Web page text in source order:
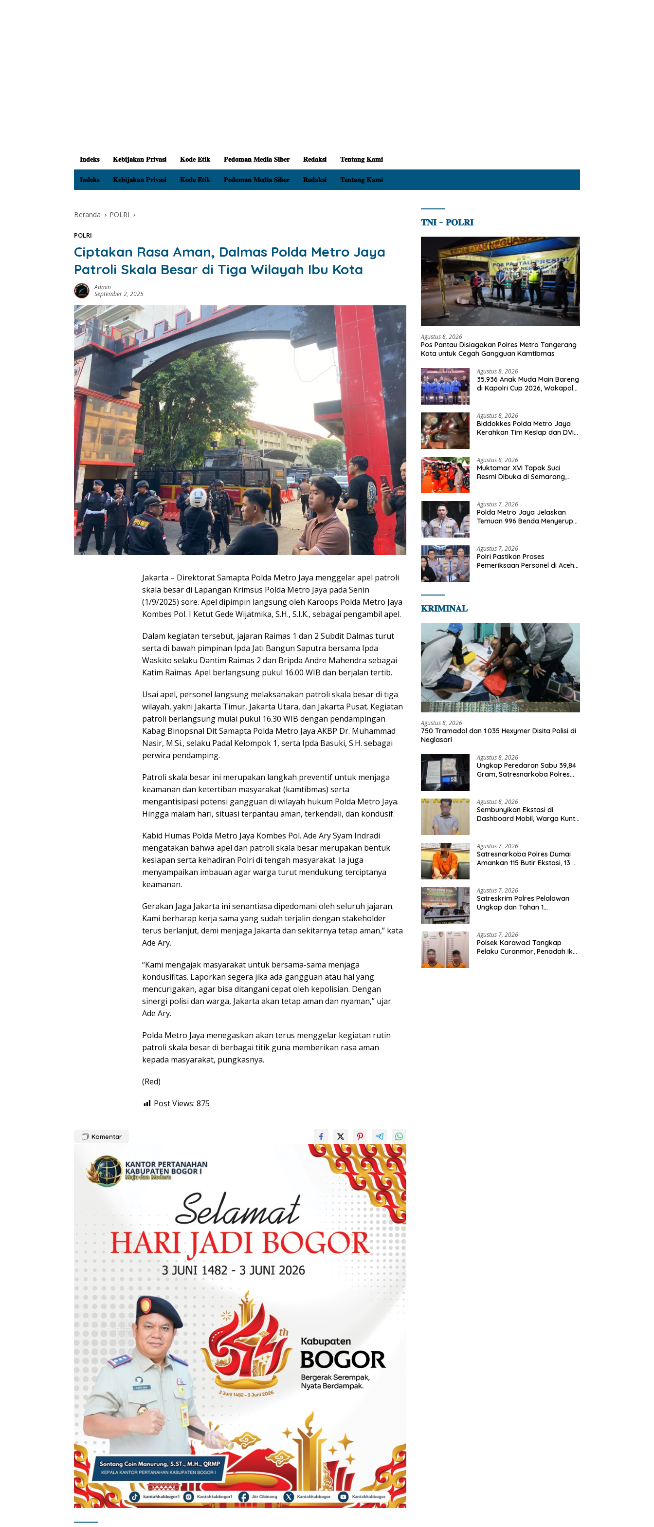
𝐈𝐧𝐝𝐞𝐤𝐬 𝐊𝐞𝐛𝐢𝐣𝐚𝐤𝐚𝐧 𝐏𝐫𝐢𝐯𝐚𝐬𝐢 𝐊𝐨𝐝𝐞 𝐄𝐭𝐢𝐤 𝐏𝐞𝐝𝐨𝐦𝐚𝐧 𝐌𝐞𝐝𝐢𝐚 𝐒𝐢𝐛𝐞𝐫 𝐑𝐞𝐝𝐚𝐤𝐬𝐢 𝐓𝐞𝐧𝐭𝐚𝐧𝐠 𝐊𝐚𝐦𝐢
𝐈𝐧𝐝𝐞𝐤𝐬 𝐊𝐞𝐛𝐢𝐣𝐚𝐤𝐚𝐧 𝐏𝐫𝐢𝐯𝐚𝐬𝐢 𝐊𝐨𝐝𝐞 𝐄𝐭𝐢𝐤 𝐏𝐞𝐝𝐨𝐦𝐚𝐧 𝐌𝐞𝐝𝐢𝐚 𝐒𝐢𝐛𝐞𝐫 𝐑𝐞𝐝𝐚𝐤𝐬𝐢 𝐓𝐞𝐧𝐭𝐚𝐧𝐠 𝐊𝐚𝐦𝐢
Beranda POLRI
POLRI
Ciptakan Rasa Aman, Dalmas Polda Metro Jaya
Patroli Skala Besar di Tiga Wilayah Ibu Kota
Admin
September 2, 2025
Jakarta – Direktorat Samapta Polda Metro Jaya menggelar apel patroli
skala besar di Lapangan Krimsus Polda Metro Jaya pada Senin
(1/9/2025) sore. Apel dipimpin langsung oleh Karoops Polda Metro Jaya
Kombes Pol. I Ketut Gede Wijatmika, S.H., S.I.K., sebagai pengambil apel.
Dalam kegiatan tersebut, jajaran Raimas 1 dan 2 Subdit Dalmas turut
serta di bawah pimpinan Ipda Jati Bangun Saputra bersama Ipda
Waskito selaku Dantim Raimas 2 dan Bripda Andre Mahendra sebagai
Katim Raimas. Apel berlangsung pukul 16.00 WIB dan berjalan tertib.
Usai apel, personel langsung melaksanakan patroli skala besar di tiga
wilayah, yakni Jakarta Timur, Jakarta Utara, dan Jakarta Pusat. Kegiatan
patroli berlangsung mulai pukul 16.30 WIB dengan pendampingan
Kabag Binopsnal Dit Samapta Polda Metro Jaya AKBP Dr. Muhammad
Nasir, M.Si., selaku Padal Kelompok 1, serta Ipda Basuki, S.H. sebagai
perwira pendamping.
Patroli skala besar ini merupakan langkah preventif untuk menjaga
keamanan dan ketertiban masyarakat (kamtibmas) serta
mengantisipasi potensi gangguan di wilayah hukum Polda Metro Jaya.
Hingga malam hari, situasi terpantau aman, terkendali, dan kondusif.
Kabid Humas Polda Metro Jaya Kombes Pol. Ade Ary Syam Indradi
mengatakan bahwa apel dan patroli skala besar merupakan bentuk
kesiapan serta kehadiran Polri di tengah masyarakat. Ia juga
menyampaikan imbauan agar warga turut mendukung terciptanya
keamanan.
Gerakan Jaga Jakarta ini senantiasa dipedomani oleh seluruh jajaran.
Kami berharap kerja sama yang sudah terjalin dengan stakeholder
terus berlanjut, demi menjaga Jakarta dan sekitarnya tetap aman,” kata
Ade Ary.
“Kami mengajak masyarakat untuk bersama-sama menjaga
kondusifitas. Laporkan segera jika ada gangguan atau hal yang
mencurigakan, agar bisa ditangani cepat oleh kepolisian. Dengan
sinergi polisi dan warga, Jakarta akan tetap aman dan nyaman,” ujar
Ade Ary.
Polda Metro Jaya menegaskan akan terus menggelar kegiatan rutin
patroli skala besar di berbagai titik guna memberikan rasa aman
kepada masyarakat, pungkasnya.
(Red)
Post Views: 875
Komentar
𝐓𝐍𝐈 – 𝐏𝐎𝐋𝐑𝐈
Agustus 8, 2026
Pos Pantau Disiagakan Polres Metro Tangerang
Kota untuk Cegah Gangguan Kamtibmas
Agustus 8, 2026
35.936 Anak Muda Main Bareng
di Kapolri Cup 2026, Wakapolri:
Agustus 8, 2026
Biddokkes Polda Metro Jaya
Kerahkan Tim Keslap dan DVI
Agustus 8, 2026
Muktamar XVI Tapak Suci
Resmi Dibuka di Semarang,
Agustus 7, 2026
Polda Metro Jaya Jelaskan
Temuan 996 Benda Menyerupai
Agustus 7, 2026
Polri Pastikan Proses
Pemeriksaan Personel di Aceh
𝐊𝐑𝐈𝐌𝐈𝐍𝐀𝐋
Agustus 8, 2026
750 Tramadol dan 1.035 Hexymer Disita Polisi di
Neglasari
Agustus 8, 2026
Ungkap Peredaran Sabu 39,84
Gram, Satresnarkoba Polres
Agustus 8, 2026
Sembunyikan Ekstasi di
Dashboard Mobil, Warga Kuntu
Agustus 7, 2026
Satresnarkoba Polres Dumai
Amankan 115 Butir Ekstasi, 13 Pil
Agustus 7, 2026
Satreskrim Polres Pelalawan
Ungkap dan Tahan 1
Agustus 7, 2026
Polsek Karawaci Tangkap
Pelaku Curanmor, Penadah Ikut